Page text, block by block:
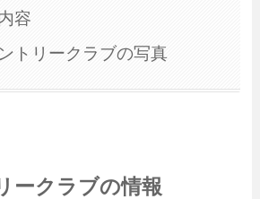
容
トリークラブの写真
ークラブの情報